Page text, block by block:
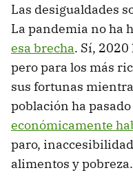
Las desigualdades
La pandemia no ha
esa brecha. Sí,
pero para los más
sus fortunas
población ha pasado
económicamente
paro,
alimentos y pobreza.